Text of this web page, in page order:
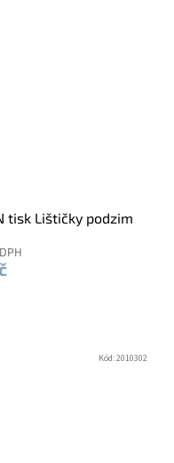
tisk Lištičky podzim
Kód:2010302